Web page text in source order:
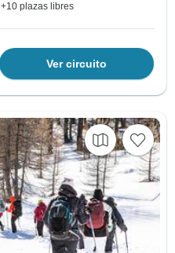
+10 plazas libres
Ver circuito